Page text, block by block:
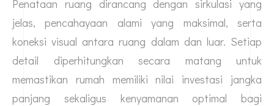
Penataan ruang dirancang dengan sirkulasi yang
jelas, pencahayaan alami yang maksimal, serta
koneksi visual antara ruang dalam dan luar. Setiap
detail diperhitungkan secara matang untuk
memastikan rumah memiliki nilai investasi jangka
panjang sekaligus kenyamanan optimal bagi